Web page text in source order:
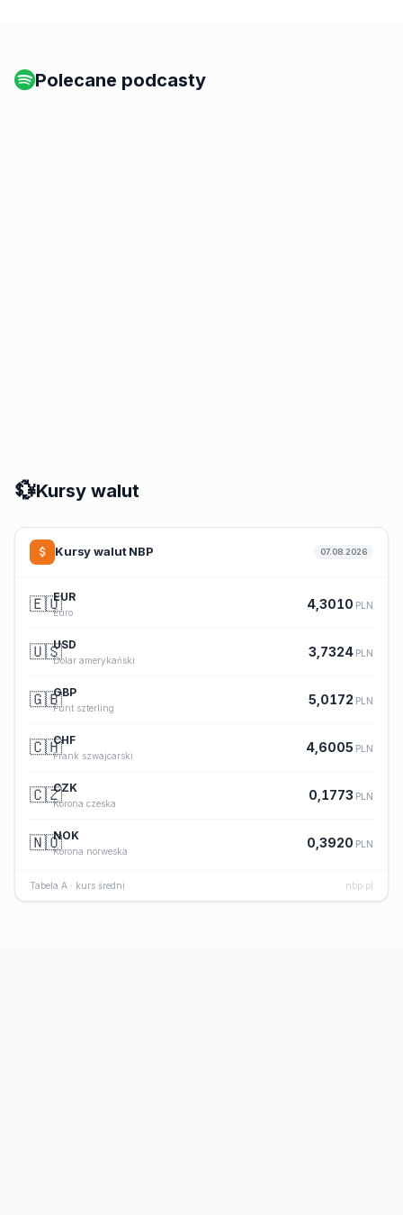
Polecane podcasty
💱Kursy walut
Kursy walut NBP 07.08.2026
🇪🇺EUR
Euro
4,3010 PLN
🇺🇸USD
Dolar amerykański
3,7324 PLN
🇬🇧GBP
Funt szterling
5,0172 PLN
🇨🇭CHF
Frank szwajcarski
4,6005 PLN
🇨🇿CZK
Korona czeska
0,1773 PLN
🇳🇴NOK
Korona norweska
0,3920 PLN
Tabela A · kurs średni nbp.pl